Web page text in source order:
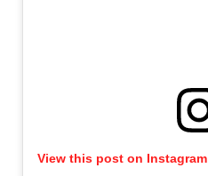
View this post on Instagram